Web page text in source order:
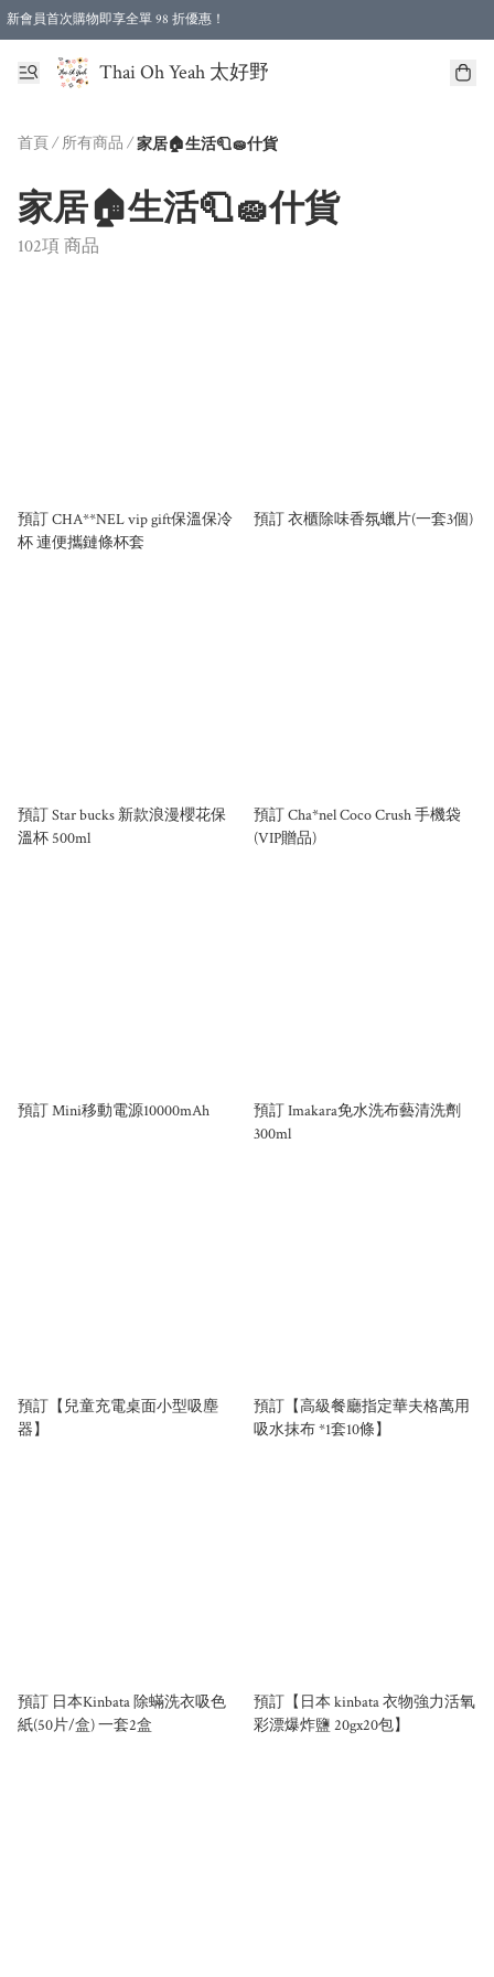
新會員首次購物即享全單 98 折優惠！
特選會員可享全單低至 96 折優惠！
Thai Oh Yeah 太好野
首頁/ 所有商品 /家居🏠生活🧻🧽什貨
家居🏠生活🧻🧽什貨
102項 商品
預訂 CHA**NEL vip gift保溫保冷
杯 連便攜鏈條杯套
預訂 衣櫃除味香氛蠟片(一套3個)
預訂 Star bucks 新款浪漫櫻花保
溫杯 500ml
預訂 Cha*nel Coco Crush 手機袋
(VIP贈品)
預訂 Mini移動電源10000mAh
預訂 Imakara免水洗布藝清洗劑
300ml
預訂【兒童充電桌面小型吸塵
器】
預訂【高級餐廳指定華夫格萬用
吸水抹布 *1套10條】
預訂 日本Kinbata 除蟎洗衣吸色
紙(50片/盒) 一套2盒
預訂【日本 kinbata 衣物強力活氧
彩漂爆炸鹽 20gx20包】